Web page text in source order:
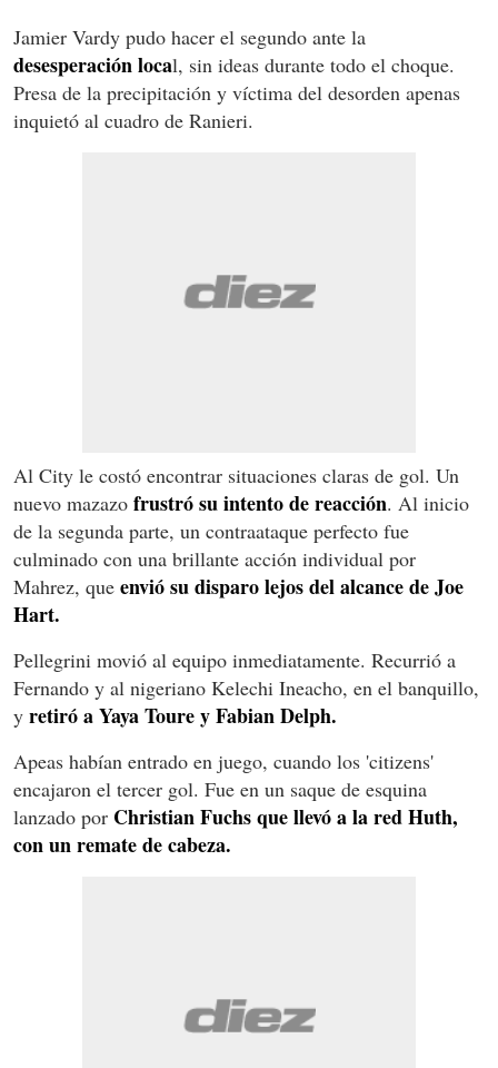
Jamier Vardy pudo hacer el segundo ante la
desesperación local, sin ideas durante todo el choque.
Presa de la precipitación y víctima del desorden apenas
inquietó al cuadro de Ranieri.
Al City le costó encontrar situaciones claras de gol. Un
nuevo mazazo frustró su intento de reacción. Al inicio
de la segunda parte, un contraataque perfecto fue
culminado con una brillante acción individual por
Mahrez, que envió su disparo lejos del alcance de Joe
Hart.
Pellegrini movió al equipo inmediatamente. Recurrió a
Fernando y al nigeriano Kelechi Ineacho, en el banquillo,
y retiró a Yaya Toure y Fabian Delph.
Apeas habían entrado en juego, cuando los 'citizens'
encajaron el tercer gol. Fue en un saque de esquina
lanzado por Christian Fuchs que llevó a la red Huth,
con un remate de cabeza.